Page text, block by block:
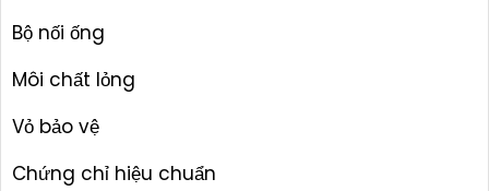
Bộ nối ống
Môi chất lỏng
Vỏ bảo vệ
Chứng chỉ hiệu chuẩn